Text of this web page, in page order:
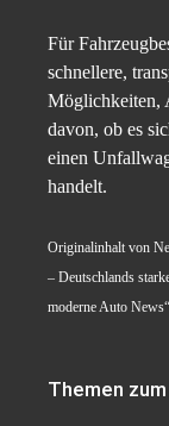
Für
schnellere,
Möglichkeiten,
davon, ob es
einen
handelt.
Originalinhalt von
– Deutschlands
moderne Auto
Themen